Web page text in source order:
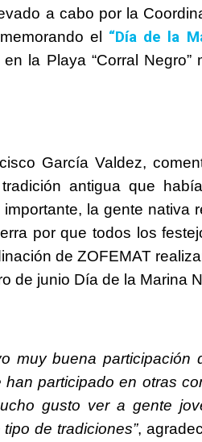
a cabo por la
el “Día de la
la Playa “Corral Negro”
García Valdez,
antigua que
la gente nativa
por que todos los
de ZOFEMAT
de junio Día de la Marina
muy buena participación
participado en otras
gusto ver a gente
de tradiciones”,